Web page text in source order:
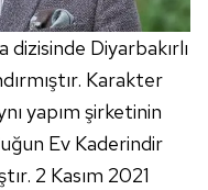
dizisinde Diyarbakırlı
Karakter
yapım şirketinin
Ev Kaderindir
2 Kasım 2021